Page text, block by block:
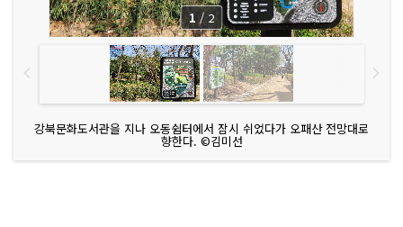
강북문화도서관을 지나 오동쉼터에서 잠시 쉬었다가 오패산 전망대로
향한다. ©김미선
1 / 2